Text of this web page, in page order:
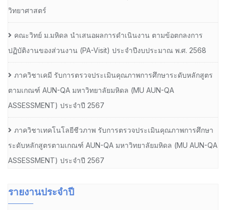
วิทยาศาสตร์
คณะวิทย์ ม.มหิดล นำเสนอผลการดำเนินงาน ตามข้อตกลงการ
ปฏิบัติงานของส่วนงาน (PA-Visit) ประจำปีงบประมาณ พ.ศ. 2568
ภาควิชาเคมี รับการตรวจประเมินคุณภาพการศึกษาระดับหลักสูตร
ตามเกณฑ์ AUN-QA มหาวิทยาลัยมหิดล (MU AUN-QA
ASSESSMENT) ประจำปี 2567
ภาควิชาเทคโนโลยีชีวภาพ รับการตรวจประเมินคุณภาพการศึกษา
ระดับหลักสูตรตามเกณฑ์ AUN-QA มหาวิทยาลัยมหิดล (MU AUN-QA
ASSESSMENT) ประจำปี 2567
รายงานประจำปี